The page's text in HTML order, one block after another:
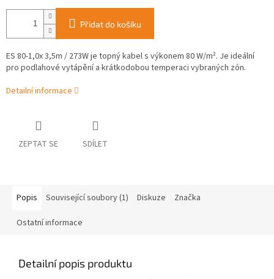
Přidat do košíku
ES 80-1,0x 3,5m / 273W je topný kabel s výkonem 80 W/m². Je ideální
pro podlahové vytápění a krátkodobou temperaci vybraných zón.
Detailní informace
ZEPTAT SE SDÍLET
Popis Související soubory (1) Diskuze Značka
Ostatní informace
Detailní popis produktu